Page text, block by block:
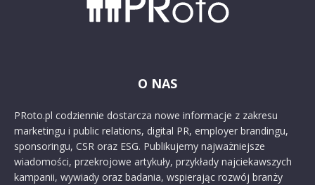
O NAS
PRoto.pl codziennie dostarcza nowe informacje z zakresu
marketingu i public relations, digital PR, employer brandingu,
sponsoringu, CSR oraz ESG. Publikujemy najważniejsze
wiadomości, przekrojowe artykuły, przykłady najciekawszych
kampanii, wywiady oraz badania, wspierając rozwój branży